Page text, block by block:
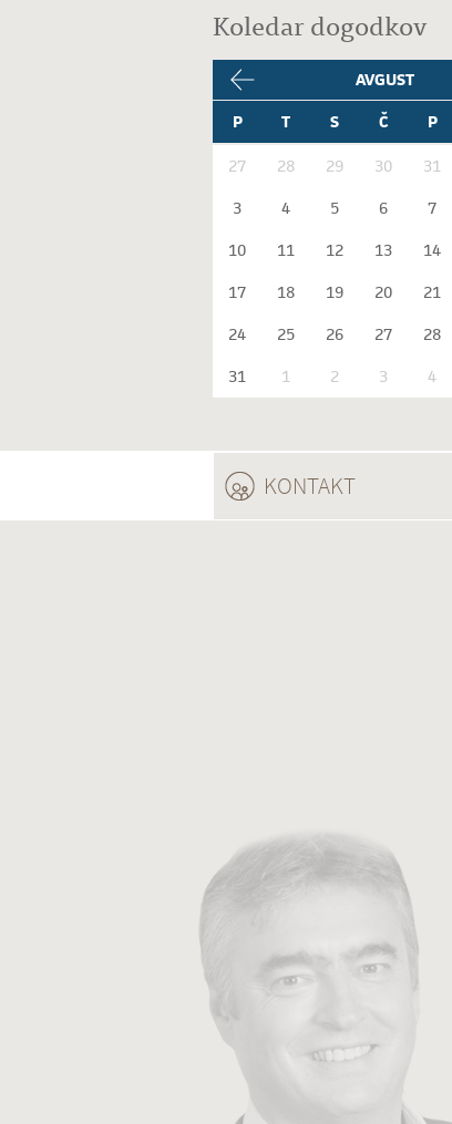
Koledar dogodkov
AVGUST
P
T S Č P
27 28 29 30 31
3
4 5 6 7
10
11 12 13 14
17
18 19 20 21
24
25 26 27 28
31
1 2 3 4
KONTAKT